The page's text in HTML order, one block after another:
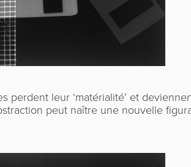
perdent leur ‘matérialité’ et
peut naître une nouvelle